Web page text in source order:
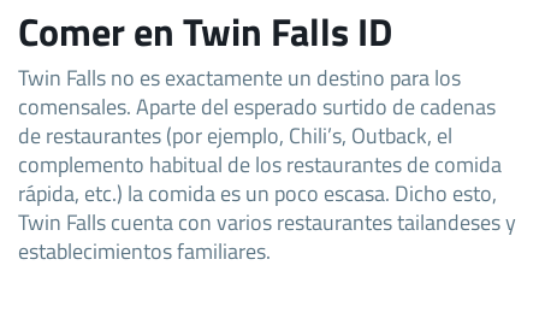
Comer en Twin Falls ID
Twin Falls no es exactamente un destino para los
comensales. Aparte del esperado surtido de cadenas
de restaurantes (por ejemplo, Chili’s, Outback, el
complemento habitual de los restaurantes de comida
rápida, etc.) la comida es un poco escasa. Dicho esto,
Twin Falls cuenta con varios restaurantes tailandeses y
establecimientos familiares.